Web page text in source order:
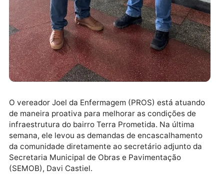
O vereador Joel da Enfermagem (PROS) está